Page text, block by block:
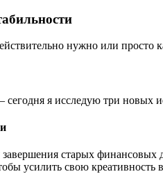
нужно или просто
я исследую три новых
старых финансовых
усилить свою креативность